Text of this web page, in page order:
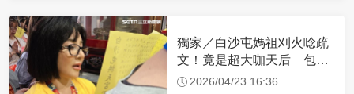
獨家／白沙屯媽祖刈火唸疏
文！竟是超大咖天后 包尿
布忍尿5小時不喊累
2026/04/23 16:36